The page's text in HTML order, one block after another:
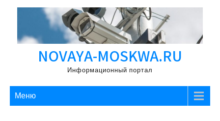
Перейти
содержимому
NOVAYA-MOSKWA.RU
Информационный портал
Меню